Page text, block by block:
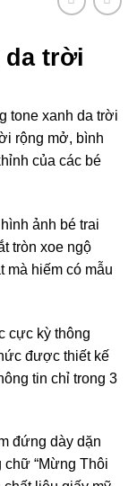
da trời
tone xanh da trời
rộng mở, bình
của các bé
ảnh bé trai
tròn xoe ngộ
mà hiếm có mẫu
cực kỳ thông
được thiết kế
tin chỉ trong 3
đứng dày dặn
chữ “Mừng Thôi